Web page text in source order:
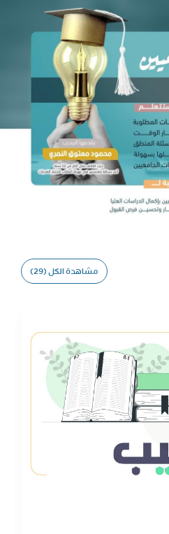
مشاهدة الكل (29)